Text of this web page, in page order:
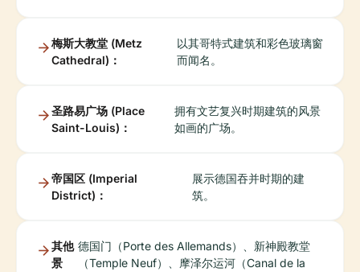
梅斯大教堂 (Metz
Cathedral)：
以其哥特式建筑和彩色玻璃窗
而闻名。
圣路易广场 (Place
Saint-Louis)：
拥有文艺复兴时期建筑的风景
如画的广场。
帝国区 (Imperial
District)：
展示德国吞并时期的建
筑。
其他
景
德国门（Porte des Allemands）、新神殿教堂
（Temple Neuf）、摩泽尔运河（Canal de la